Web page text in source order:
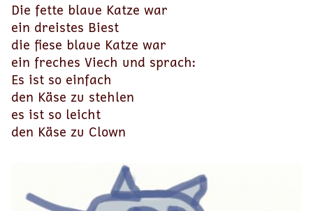
Die fette blaue Katze war
ein dreistes Biest
die fiese blaue Katze war
ein freches Viech und sprach:
Es ist so einfach
den Käse zu stehlen
es ist so leicht
den Käse zu Clown